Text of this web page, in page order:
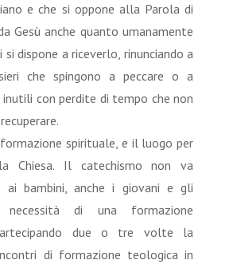
e che si oppone alla Parola di
Gesù anche quanto umanamente
si dispone a riceverlo, rinunciando a
che spingono a peccare o a
inutili con perdite di tempo che non
spirituale, e il luogo per
Chiesa. Il catechismo non va
ai bambini, anche i giovani e gli
di una formazione
due o tre volte la
di formazione teologica in